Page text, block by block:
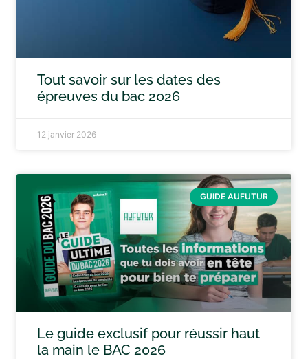
Tout savoir sur les dates des
épreuves du bac 2026
12 janvier 2026
GUIDE AUFUTUR
Le guide exclusif pour réussir haut
la main le BAC 2026